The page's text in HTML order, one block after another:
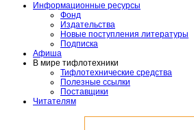
Информационные ресурсы
Фонд
Издательства
Новые поступления литературы
Подписка
Афиша
В мире тифлотехники
Тифлотехнические средства
Полезные ссылки
Поставщики
Читателям